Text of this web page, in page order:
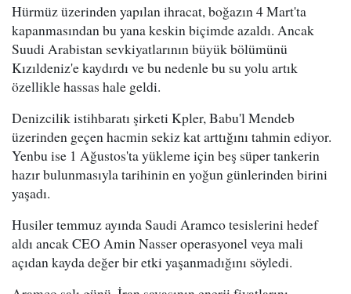
Hürmüz üzerinden yapılan ihracat, boğazın 4 Mart'ta
kapanmasından bu yana keskin biçimde azaldı. Ancak
Suudi Arabistan sevkiyatlarının büyük bölümünü
Kızıldeniz'e kaydırdı ve bu nedenle bu su yolu artık
özellikle hassas hale geldi.
Denizcilik istihbaratı şirketi Kpler, Babu'l Mendeb
üzerinden geçen hacmin sekiz kat arttığını tahmin ediyor.
Yenbu ise 1 Ağustos'ta yükleme için beş süper tankerin
hazır bulunmasıyla tarihinin en yoğun günlerinden birini
yaşadı.
Husiler temmuz ayında Saudi Aramco tesislerini hedef
aldı ancak CEO Amin Nasser operasyonel veya mali
açıdan kayda değer bir etki yaşanmadığını söyledi.